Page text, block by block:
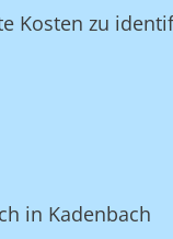
Kosten zu
in Kadenbach